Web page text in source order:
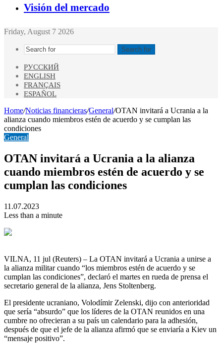
Visión del mercado
Friday, August 7 2026
Search for
РУССКИЙ
ENGLISH
FRANÇAIS
ESPAÑOL
Home/Noticias financieras/General/OTAN invitará a Ucrania a la
alianza cuando miembros estén de acuerdo y se cumplan las
condiciones
General
OTAN invitará a Ucrania a la alianza
cuando miembros estén de acuerdo y se
cumplan las condiciones
11.07.2023
Less than a minute
VILNA, 11 jul (Reuters) – La OTAN invitará a Ucrania a unirse a
la alianza militar cuando “los miembros estén de acuerdo y se
cumplan las condiciones”, declaró el martes en rueda de prensa el
secretario general de la alianza, Jens Stoltenberg.
El presidente ucraniano, Volodímir Zelenski, dijo con anterioridad
que sería “absurdo” que los líderes de la OTAN reunidos en una
cumbre no ofrecieran a su país un calendario para la adhesión,
después de que el jefe de la alianza afirmó que se enviaría a Kiev un
“mensaje positivo”.